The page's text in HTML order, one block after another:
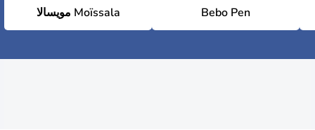
مويسالا Moïssala Bebo Pen